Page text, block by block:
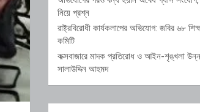
নিয়ে প্রশ্ন
রাষ্ট্রবিরোধী কার্যকলাপের অভিযোগ: জবির ৬৮
কমিটি
কক্সবাজারে মাদক প্রতিরোধ ও আইন-শৃঙ্খলা
সালাউদ্দিন আহমদ